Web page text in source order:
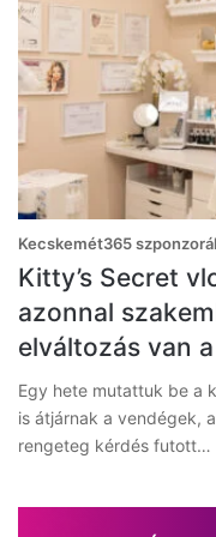
Kecskemét365
Kitty’s Secret
azonnal
elváltozás van
Egy hete mutattuk be a
is átjárnak a vendégek,
rengeteg kérdés futott…